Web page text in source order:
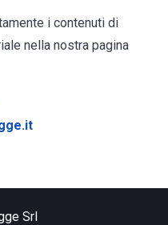
i contenuti di
nella nostra pagina
Srl